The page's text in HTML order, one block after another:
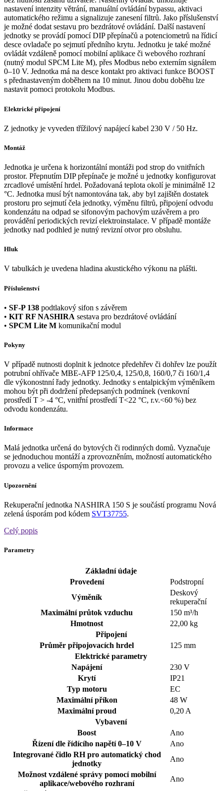
nastavení intenzity větrání, manuální ovládání bypassu, aktivaci
automatického režimu a signalizuje zanesení filtrů. Jako příslušenství
je možné dodat sestavu pro bezdrátové ovládání. Další nastavení
jednotky se provádí pomocí DIP přepínačů a potenciometrů na řídicí
desce ovladače po sejmutí předního krytu. Jednotku je také možné
ovládát vzdáleně pomocí mobilní aplikace či webového rozhraní
(nutný modul SPCM Lite M), přes Modbus nebo externím signálem
0–10 V. Jednotka má na desce kontakt pro aktivaci funkce BOOST
s přednastaveným doběhem na 10 minut. Jinou dobu doběhu lze
nastavit pomoci protokolu Modbus.
Elektrické připojení
Z jednotky je vyveden třížilový napájecí kabel 230 V / 50 Hz.
Montáž
Jednotka je určena k horizontální montáži pod strop do vnitřních
prostor. Přepnutím DIP přepínače je možné u jednotky konfigurovat
zrcadlové umístění hrdel. Požadovaná teplota okolí je minimálně 12
°C. Jednotka musí být namontována tak, aby byl zajištěn dostatek
prostoru pro sejmutí čela jednotky, výměnu filtrů, připojení odvodu
kondenzátu na odpad se sifonovým pachovým uzávěrem a pro
provádění periodických revizí elektroinstalace. V případě montáže
jednotky nad podhled je nutný revizní otvor pro obsluhu.
Hluk
V tabulkách je uvedena hladina akustického výkonu na plášti.
Příslušenství
• SF-P 138 podtlakový sifon s závěrem
• KIT RF NASHIRA sestava pro bezdrátové ovládání
• SPCM Lite M komunikační modul
Pokyny
V případě nutnosti doplnit k jednotce předehřev či dohřev lze použít
potrubní ohřívače MBE-AFP 125/0,4, 125/0,8, 160/0,7 či 160/1,4
dle výkonostnní řady jednotky. Jednotky s entalpickým výměníkem
mohou být při dodržení předepsaných podmínek (venkovní
prostředí T > -4 °C, vnitřní prostředí T<22 °C, r.v.<60 %) bez
odvodu kondenzátu.
Informace
Malá jednotka určená do bytových či rodinných domů. Vyznačuje
se jednoduchou montáží a zprovozněním, možností automatického
provozu a velice úsporným provozem.
Upozornění
Rekuperační jednotka NASHIRA 150 S je součástí programu Nová
zelená úsporám pod kódem SVT37755.
Celý popis
Parametry
Základní údaje
Provedení
Podstropní
Výměník
Deskový
rekuperační
Maximální průtok vzduchu
150 m³/h
Hmotnost
22,00 kg
Připojení
Průměr připojovacích hrdel
125 mm
Elektrické parametry
Napájení
230 V
Krytí
IP21
Typ motoru
EC
Maximální příkon
48 W
Maximální proud
0,20 A
Vybavení
Boost
Ano
Řízení dle řídícího napětí 0–10 V
Ano
Integrované čidlo RH pro automatický chod
jednotky
Ano
Možnost vzdálené správy pomocí mobilní
aplikace/webového rozhraní
Ano